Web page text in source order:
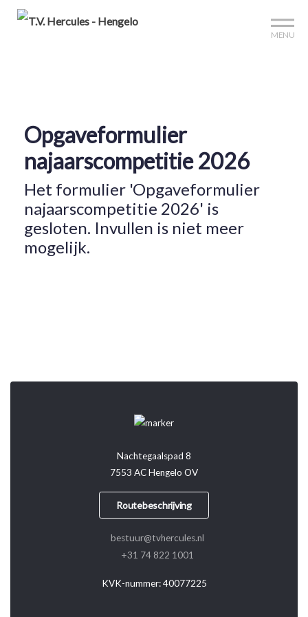
MENU
Opgaveformulier
najaarscompetitie 2026
Het formulier 'Opgaveformulier
najaarscompetitie 2026' is
gesloten. Invullen is niet meer
mogelijk.
Nachtegaalspad 8
7553 AC Hengelo OV
Routebeschrijving
bestuur@tvhercules.nl
+31 74 822 1001
KVK-nummer: 40077225